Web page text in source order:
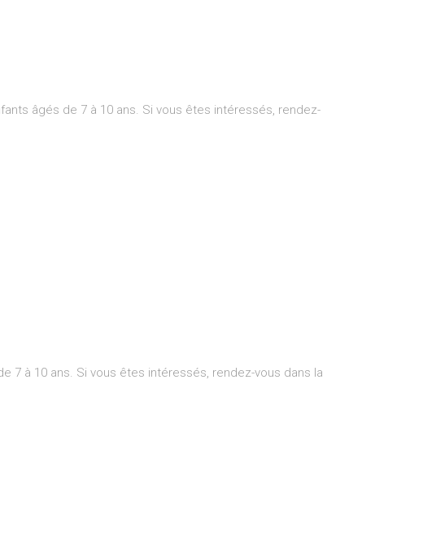
âgés de 7 à 10 ans. Si vous êtes intéressés, rendez-
7 à 10 ans. Si vous êtes intéressés, rendez-vous dans la